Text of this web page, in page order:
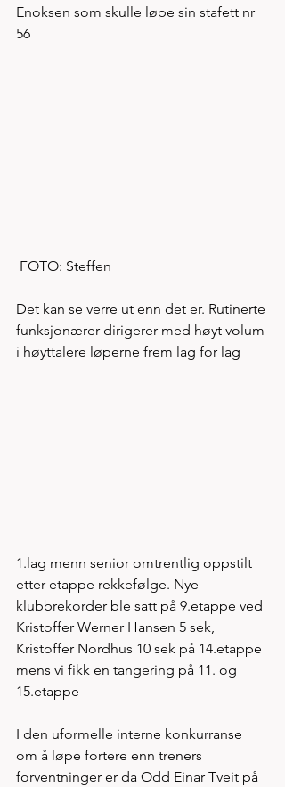
Enoksen som skulle løpe sin stafett nr
56
FOTO: Steffen
Det kan se verre ut enn det er. Rutinerte
funksjonærer dirigerer med høyt volum
i høyttalere løperne frem lag for lag
1.lag menn senior omtrentlig oppstilt
etter etappe rekkefølge. Nye
klubbrekorder ble satt på 9.etappe ved
Kristoffer Werner Hansen 5 sek,
Kristoffer Nordhus 10 sek på 14.etappe
mens vi fikk en tangering på 11. og
15.etappe
I den uformelle interne konkurranse
om å løpe fortere enn treners
forventninger er da Odd Einar Tveit på